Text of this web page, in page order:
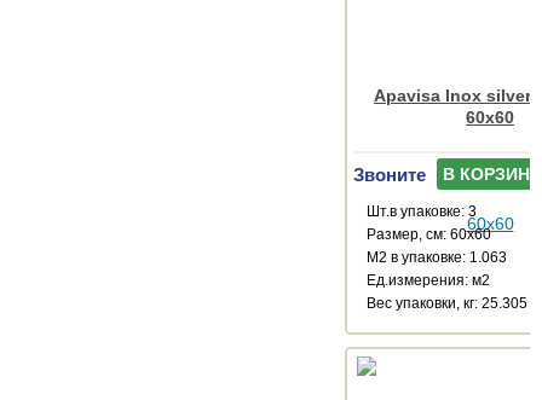
Apavisa Inox silver
60x60
Звоните В КОРЗИНУ
Шт.в упаковке: 3
Размер, см: 60x60
М2 в упаковке: 1.063
Ед.измерения: м2
Веc упаковки, кг: 25.305